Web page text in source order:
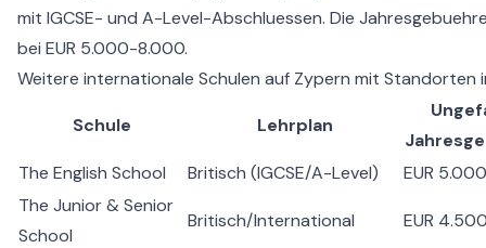
mit IGCSE- und A-Level-Abschluessen. Die
bei EUR 5.000-8.000.
Weitere internationale Schulen auf Zypern mit Standorten
Schule Lehrplan
The English School
Britisch (IGCSE/A-Level)
EUR
The Junior & Senior
School
Britisch/International EUR